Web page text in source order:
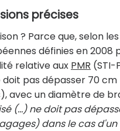
précises
? Parce que, selon
définies en
relative aux PMR (STI-
doit pas dépasser 70
avec un diamètre de
(…) ne doit pas
dans le cas